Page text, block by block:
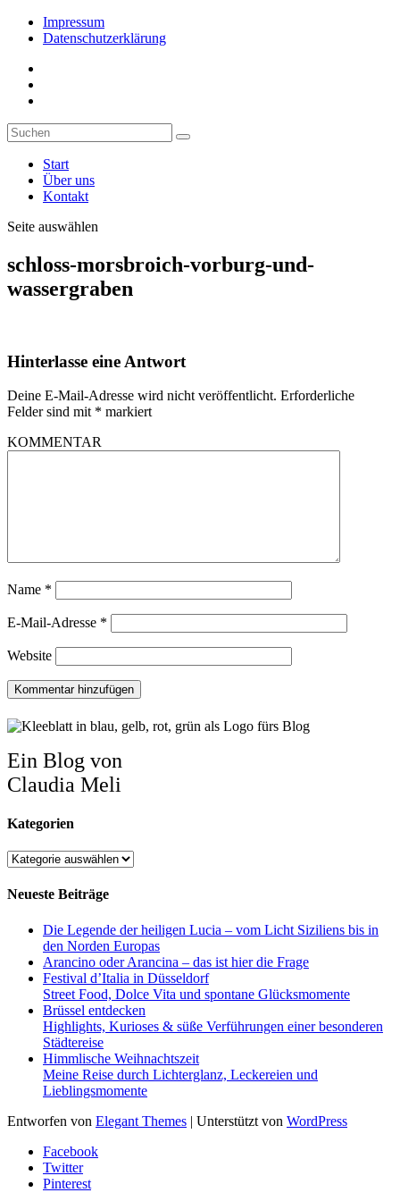
Impressum
Datenschutzerklärung
Start
Über uns
Kontakt
Seite auswählen
schloss-morsbroich-vorburg-und-
wassergraben
Hinterlasse eine Antwort
Deine E-Mail-Adresse wird nicht veröffentlicht. Erforderliche
Felder sind mit * markiert
KOMMENTAR
Name *
E-Mail-Adresse *
Website
Ein Blog von
Claudia Meli
Kategorien
Kategorien
Neueste Beiträge
Die Legende der heiligen Lucia – vom Licht Siziliens bis in
den Norden Europas
Arancino oder Arancina – das ist hier die Frage
Festival d’Italia in Düsseldorf
Street Food, Dolce Vita und spontane Glücksmomente
Brüssel entdecken
Highlights, Kurioses & süße Verführungen einer besonderen
Städtereise
Himmlische Weihnachtszeit
Meine Reise durch Lichterglanz, Leckereien und
Lieblingsmomente
Entworfen von Elegant Themes | Unterstützt von WordPress
Facebook
Twitter
Pinterest